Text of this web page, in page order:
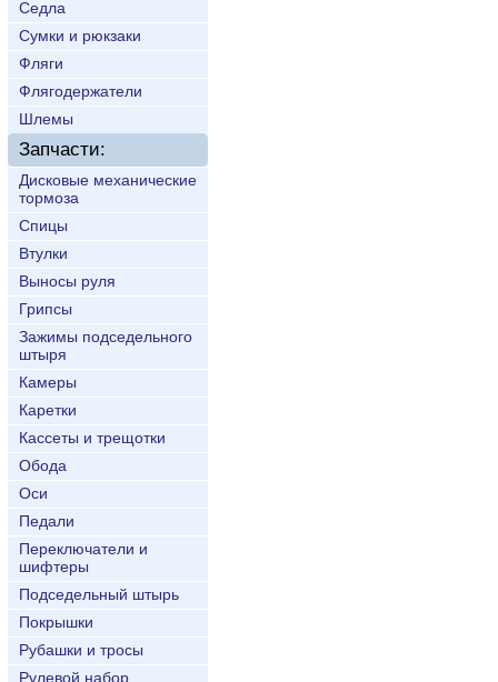
Седла
Сумки и рюкзаки
Фляги
Флягодержатели
Шлемы
Запчасти:
Дисковые механические
тормоза
Спицы
Втулки
Выносы руля
Грипсы
Зажимы подседельного
штыря
Камеры
Каретки
Кассеты и трещотки
Обода
Оси
Педали
Переключатели и
шифтеры
Подседельный штырь
Покрышки
Рубашки и тросы
Рулевой набор